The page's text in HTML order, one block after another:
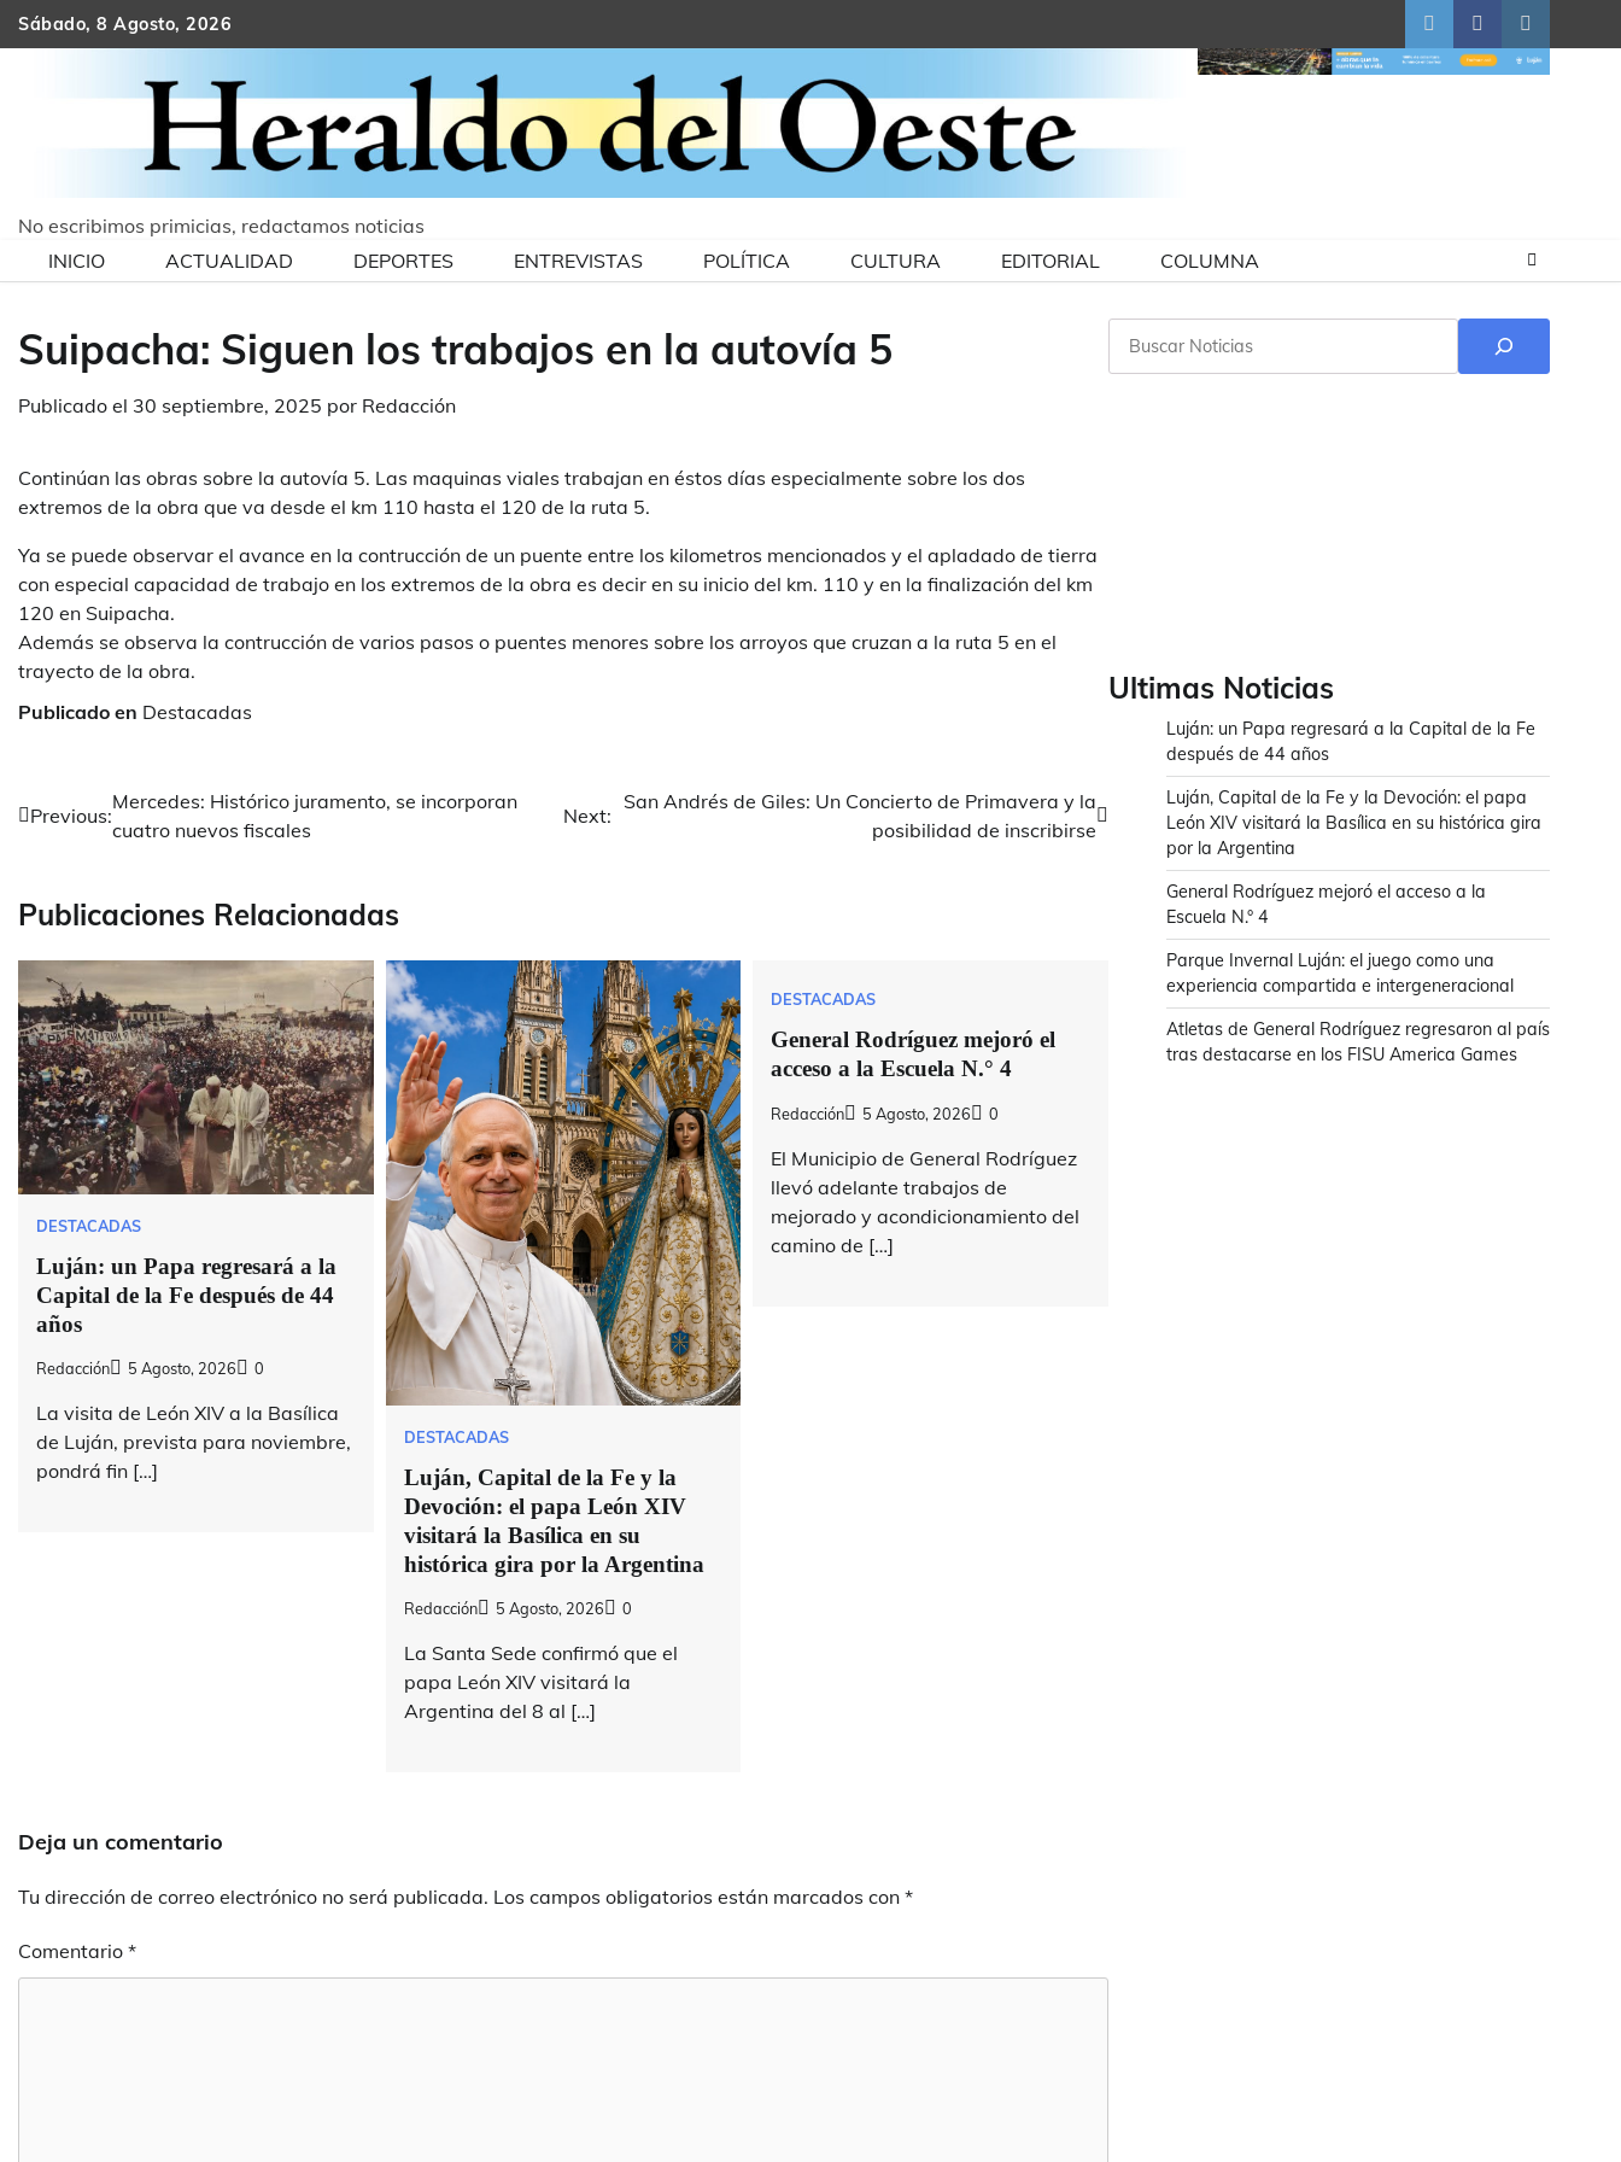
Skip
to
Sábado, 8 Agosto, 2026
TwitterFacebookInstagram
No escribimos primicias, redactamos noticias
INICIO
ACTUALIDAD DEPORTES ENTREVISTAS POLÍTICA CULTURA EDITORIAL COLUMNA
Suipacha: Siguen los trabajos en la autovía 5
Publicado el 30 septiembre, 2025 por Redacción
Continúan las obras sobre la autovía 5. Las maquinas viales trabajan en éstos días especialmente sobre los dos
extremos de la obra que va desde el km 110 hasta el 120 de la ruta 5.
Ya se puede observar el avance en la contrucción de un puente entre los kilometros mencionados y el apladado de tierra
con especial capacidad de trabajo en los extremos de la obra es decir en su inicio del km. 110 y en la finalización del km
120 en Suipacha.
Además se observa la contrucción de varios pasos o puentes menores sobre los arroyos que cruzan a la ruta 5 en el
trayecto de la obra.
Publicado en Destacadas
Navegación
entradas
Previous:
Mercedes: Histórico juramento, se incorporan
cuatro nuevos fiscales
Next:
San Andrés de Giles: Un Concierto de Primavera y la
posibilidad de inscribirse
Publicaciones Relacionadas
DESTACADAS
Luján: un Papa regresará a la
Capital de la Fe después de 44
años
Redacción 5 Agosto, 2026 0
La visita de León XIV a la Basílica
de Luján, prevista para noviembre,
pondrá fin […]
DESTACADAS
Luján, Capital de la Fe y la
Devoción: el papa León XIV
visitará la Basílica en su
histórica gira por la Argentina
Redacción 5 Agosto, 2026 0
La Santa Sede confirmó que el
papa León XIV visitará la
Argentina del 8 al […]
DESTACADAS
General Rodríguez mejoró el
acceso a la Escuela N.° 4
Redacción 5 Agosto, 2026 0
El Municipio de General Rodríguez
llevó adelante trabajos de
mejorado y acondicionamiento del
camino de […]
Deja un comentario
Tu dirección de correo electrónico no será publicada. Los campos obligatorios están marcados con *
Comentario *
Ultimas Noticias
Luján: un Papa regresará a la Capital de la Fe
después de 44 años
Luján, Capital de la Fe y la Devoción: el papa
León XIV visitará la Basílica en su histórica gira
por la Argentina
General Rodríguez mejoró el acceso a la
Escuela N.° 4
Parque Invernal Luján: el juego como una
experiencia compartida e intergeneracional
Atletas de General Rodríguez regresaron al país
tras destacarse en los FISU America Games